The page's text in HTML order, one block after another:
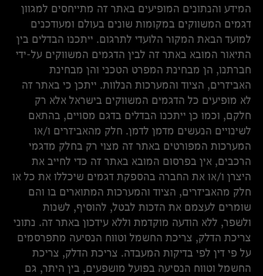
המידע והנתונים המופיעים באתר זה מתייחסים למגוון
דגמים המשווקים במקומות שונים בעולם ומעודכנים
למועד הבאת המקור הלועדי לתרגום. ייתכנו הבדלים בין
התיאור המובא באתר זה לבין הדגמים המשווקים על-ידי
חברתנו, הן מבחינת המפרט הטכני והן מבחינת
האביזרים, הציוד והמערכות הנלוות. ייתכן כי באתר זה
לא מופיעים כל הדגמים המשווקים בישראל אלא רק
חלקם, וכמו כן ייתכנו הבדלים בדגם מסויים, בהתאם
לשינויים הנעשים מדמן לדמן. חלק מהאביזרים ו/או
המערכות המפורטים באתר זה מצוי רק בחלק מדגמי
הרכבים, אין בפרסום המובא באתר זה כדי לחייב את
היצרן ו/או את החברה בהספקת דגמים שיכללו את כל או
חלק מהאביזרים, הציוד והמערכות המתוארים בו והם
שומרים לעצמם את הזכות לבטל, להוסיף, לשנות
ולשפר, ללא הודעה מוקדמת וללא עידכון באתר זה. נתוני
צריכת הדלק, צריכת החשמל וטווח הנסיעה מתפרסמים
על פי דין לפי בדיקות המעבדה. צריכת הדלק, צריכת
החשמל וטווח הנסיעה בפועל מושפעים, בין היתר, גם